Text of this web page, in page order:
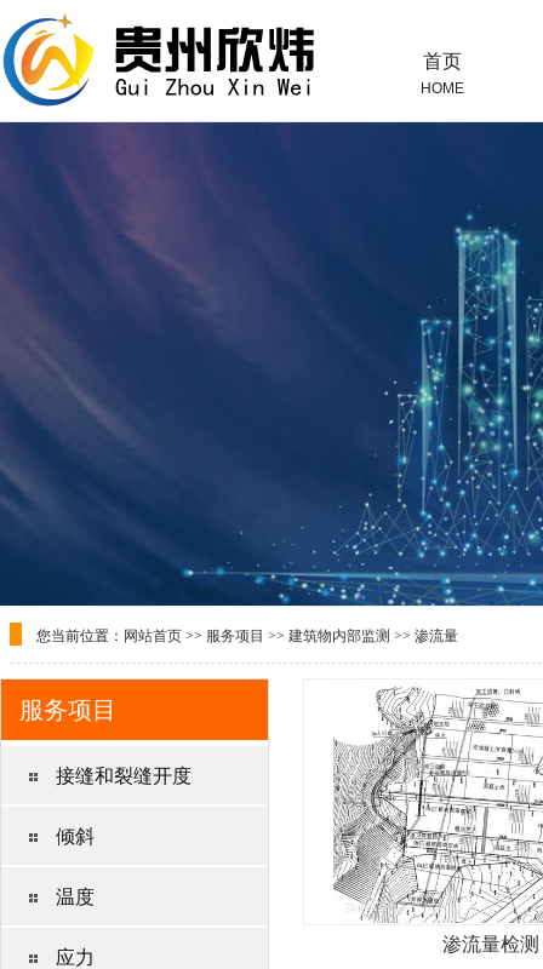
首页
HOME
您当前位置： 网站首页 >> 服务项目 >> 建筑物内部监测 >> 渗流量
服务项目
接缝和裂缝开度
倾斜
温度
应力
渗流量检测